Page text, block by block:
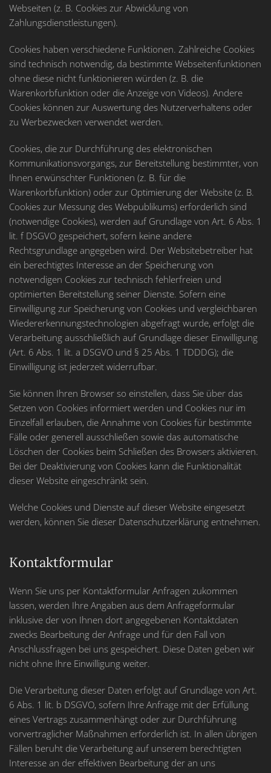
Webseiten (z. B. Cookies zur Abwicklung von
Zahlungsdienstleistungen).
Cookies haben verschiedene Funktionen. Zahlreiche Cookies
sind technisch notwendig, da bestimmte Webseitenfunktionen
ohne diese nicht funktionieren würden (z. B. die
Warenkorbfunktion oder die Anzeige von Videos). Andere
Cookies können zur Auswertung des Nutzerverhaltens oder
zu Werbezwecken verwendet werden.
Cookies, die zur Durchführung des elektronischen
Kommunikationsvorgangs, zur Bereitstellung bestimmter, von
Ihnen erwünschter Funktionen (z. B. für die
Warenkorbfunktion) oder zur Optimierung der Website (z. B.
Cookies zur Messung des Webpublikums) erforderlich sind
(notwendige Cookies), werden auf Grundlage von Art. 6 Abs. 1
lit. f DSGVO gespeichert, sofern keine andere
Rechtsgrundlage angegeben wird. Der Websitebetreiber hat
ein berechtigtes Interesse an der Speicherung von
notwendigen Cookies zur technisch fehlerfreien und
optimierten Bereitstellung seiner Dienste. Sofern eine
Einwilligung zur Speicherung von Cookies und vergleichbaren
Wiedererkennungstechnologien abgefragt wurde, erfolgt die
Verarbeitung ausschließlich auf Grundlage dieser Einwilligung
(Art. 6 Abs. 1 lit. a DSGVO und § 25 Abs. 1 TDDDG); die
Einwilligung ist jederzeit widerrufbar.
Sie können Ihren Browser so einstellen, dass Sie über das
Setzen von Cookies informiert werden und Cookies nur im
Einzelfall erlauben, die Annahme von Cookies für bestimmte
Fälle oder generell ausschließen sowie das automatische
Löschen der Cookies beim Schließen des Browsers aktivieren.
Bei der Deaktivierung von Cookies kann die Funktionalität
dieser Website eingeschränkt sein.
Welche Cookies und Dienste auf dieser Website eingesetzt
werden, können Sie dieser Datenschutzerklärung entnehmen.
Kontaktformular
Wenn Sie uns per Kontaktformular Anfragen zukommen
lassen, werden Ihre Angaben aus dem Anfrageformular
inklusive der von Ihnen dort angegebenen Kontaktdaten
zwecks Bearbeitung der Anfrage und für den Fall von
Anschlussfragen bei uns gespeichert. Diese Daten geben wir
nicht ohne Ihre Einwilligung weiter.
Die Verarbeitung dieser Daten erfolgt auf Grundlage von Art.
6 Abs. 1 lit. b DSGVO, sofern Ihre Anfrage mit der Erfüllung
eines Vertrags zusammenhängt oder zur Durchführung
vorvertraglicher Maßnahmen erforderlich ist. In allen übrigen
Fällen beruht die Verarbeitung auf unserem berechtigten
Interesse an der effektiven Bearbeitung der an uns